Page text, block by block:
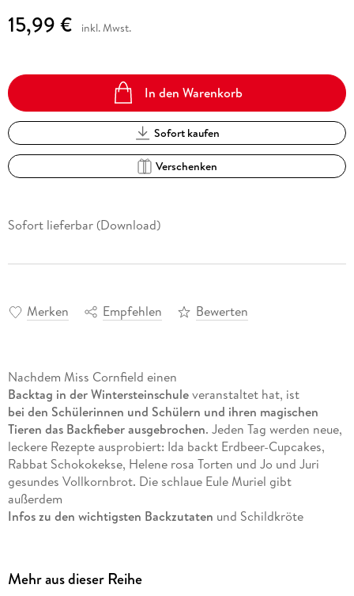
15,99 € inkl. Mwst.
In den Warenkorb
Sofort kaufen
Verschenken
Sofort lieferbar (Download)
Merken Empfehlen Bewerten
Nachdem Miss Cornfield einen
Backtag in der Wintersteinschuleveranstaltet hat, ist
bei den Schülerinnen und Schülern und ihren magischen
Tieren das Backfieber ausgebrochen. Jeden Tag werden neue,
leckere Rezepte ausprobiert: Ida backt Erdbeer-Cupcakes,
Rabbat Schokokekse, Helene rosa Torten und Jo und Juri
gesundes Vollkornbrot. Die schlaue Eule Muriel gibt
außerdem
Infos zu den wichtigsten Backzutaten und Schildkröte
knusprig werden.
Mehr aus dieser Reihe